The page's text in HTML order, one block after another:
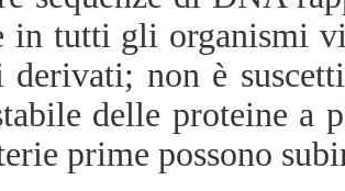
in tutti gli organismi
derivati; non è
delle proteine a
prime possono